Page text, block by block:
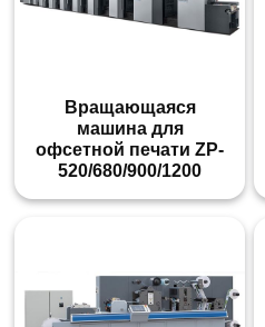
Вращающаяся
машина для
офсетной печати ZP-
520/680/900/1200